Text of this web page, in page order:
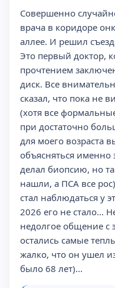
Совершенно
врача в коридоре
аллее. И решил
Это первый доктор,
прочтением
диск. Все
сказал, что пока не
(хотя все
при достаточно
для моего возраста
объясняться именно
делал биопсию, но
нашли, а ПСА все
стал наблюдаться у
2026 его не стало...
недолгое общение
остались самые
жалко, что он ушел
было 68 лет)...